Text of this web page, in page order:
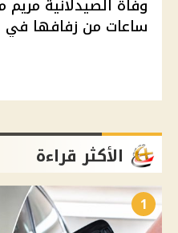
وفاة الصيدلانية
ساعات من زفافها في
الأكثر قراءة
1